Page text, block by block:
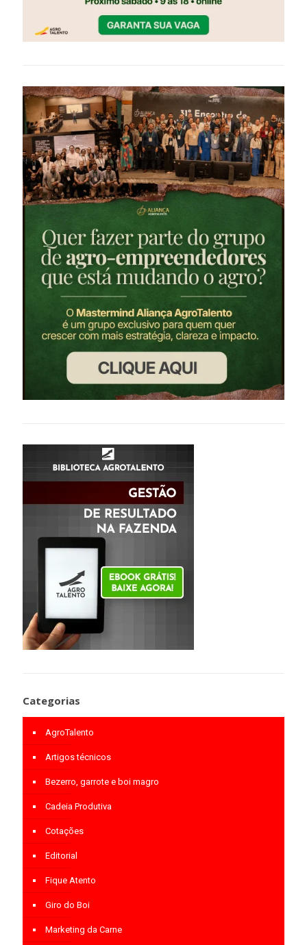
Categorias
AgroTalento
Artigos técnicos
Bezerro, garrote e boi magro
Cadeia Produtiva
Cotações
Editorial
Fique Atento
Giro do Boi
Marketing da Carne